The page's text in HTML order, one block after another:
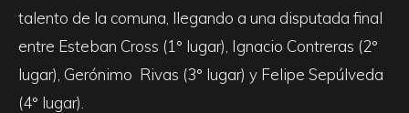
talento de la comuna, llegando a una disputada final
entre Esteban Cross (1° lugar), Ignacio Contreras (2°
lugar), Gerónimo Rivas (3° lugar) y Felipe Sepúlveda
(4° lugar).